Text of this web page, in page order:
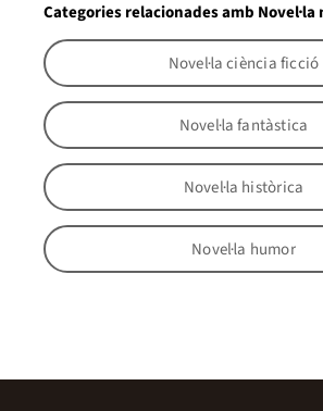
Categories relacionades amb Novel·la
Novel·la ciència ficció
Novel·la fantàstica
Novel·la històrica
Novel·la humor